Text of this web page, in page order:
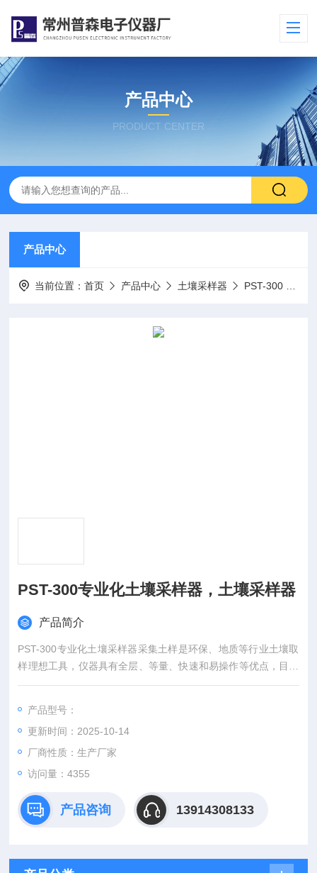
产品中心
PRODUCT CENTER
产品中心
当前位置：首页 产品中心 土壤采样器 PST-300 （干硬）土壤采样器
PST-300专业化土壤采样器，土壤采样器
产品简介
PST-300专业化土壤采样器采集土样是环保、地质等行业土壤取
样理想工具，仪器具有全层、等量、快速和易操作等优点，目前
各省土壤肥料工作站已将该取样器为全省测土配方施肥、土壤监
产品型号：
更新时间：2025-10-14
厂商性质：生产厂家
访问量：4355
产品咨询 13914308133